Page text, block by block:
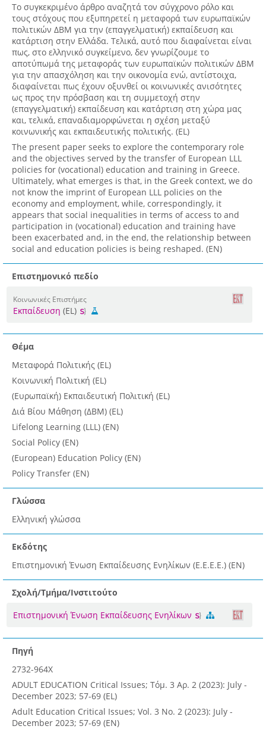
Το συγκεκριμένο άρθρο αναζητά τον σύγχρονο ρόλο και
τους στόχους που εξυπηρετεί η μεταφορά των ευρωπαϊκών
πολιτικών ΔΒΜ για την (επαγγελματική) εκπαίδευση και
κατάρτιση στην Ελλάδα. Τελικά, αυτό που διαφαίνεται είναι
πως, στο ελληνικό συγκείμενο, δεν γνωρίζουμε το
αποτύπωμά της μεταφοράς των ευρωπαϊκών πολιτικών ΔΒΜ
για την απασχόληση και την οικονομία ενώ, αντίστοιχα,
διαφαίνεται πως έχουν οξυνθεί οι κοινωνικές ανισότητες
ως προς την πρόσβαση και τη συμμετοχή στην
(επαγγελματική) εκπαίδευση και κατάρτιση στη χώρα μας
και, τελικά, επαναδιαμορφώνεται η σχέση μεταξύ
κοινωνικής και εκπαιδευτικής πολιτικής. (EL)
The present paper seeks to explore the contemporary role
and the objectives served by the transfer of European LLL
policies for (vocational) education and training in Greece.
Ultimately, what emerges is that, in the Greek context, we do
not know the imprint of European LLL policies on the
economy and employment, while, correspondingly, it
appears that social inequalities in terms of access to and
participation in (vocational) education and training have
been exacerbated and, in the end, the relationship between
social and education policies is being reshaped. (EN)
Επιστημονικό πεδίο
Κοινωνικές Επιστήμες
Εκπαίδευση (EL)
Θέμα
Μεταφορά Πολιτικής (EL)
Κοινωνική Πολιτική (EL)
(Ευρωπαϊκή) Εκπαιδευτική Πολιτική (EL)
Διά Βίου Μάθηση (ΔΒΜ) (EL)
Lifelong Learning (LLL) (EN)
Social Policy (EN)
(European) Education Policy (EN)
Policy Transfer (EN)
Γλώσσα
Ελληνική γλώσσα
Εκδότης
Επιστημονική Ένωση Εκπαίδευσης Ενηλίκων (Ε.Ε.Ε.Ε.) (EN)
Σχολή/Τμήμα/Ινστιτούτο
Επιστημονική Ένωση Εκπαίδευσης Ενηλίκων
Πηγή
2732-964X
ADULT EDUCATION Critical Issues; Τόμ. 3 Αρ. 2 (2023): July -
December 2023; 57-69 (EL)
Adult Education Critical Issues; Vol. 3 No. 2 (2023): July -
December 2023; 57-69 (EN)